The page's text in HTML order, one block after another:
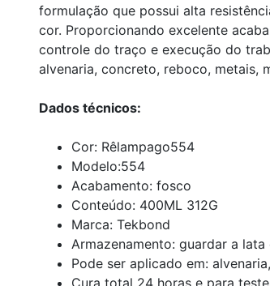
formulação que possui alta
cor. Proporcionando excelente
controle do traço e execução do
alvenaria, concreto, reboco, metais,
Dados técnicos:
Cor: Rêlampago554
Modelo:554
Acabamento: fosco
Conteúdo: 400ML 312G
Marca: Tekbond
Armazenamento: guardar a lata
Pode ser aplicado em:
Cura total 24 horas e para